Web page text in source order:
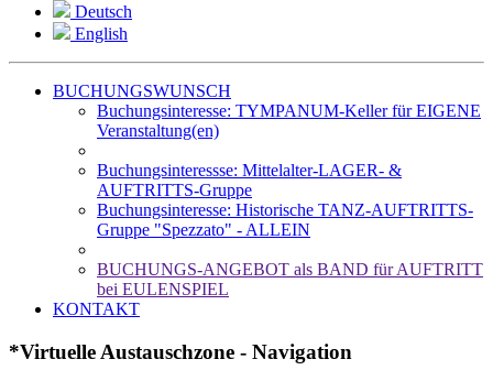
Deutsch
English
BUCHUNGSWUNSCH
Buchungsinteresse: TYMPANUM-Keller für EIGENE
Veranstaltung(en)
Buchungsinteressse: Mittelalter-LAGER- &
AUFTRITTS-Gruppe
Buchungsinteresse: Historische TANZ-AUFTRITTS-
Gruppe "Spezzato" - ALLEIN
BUCHUNGS-ANGEBOT als BAND für AUFTRITT
bei EULENSPIEL
KONTAKT
*Virtuelle Austauschzone - Navigation